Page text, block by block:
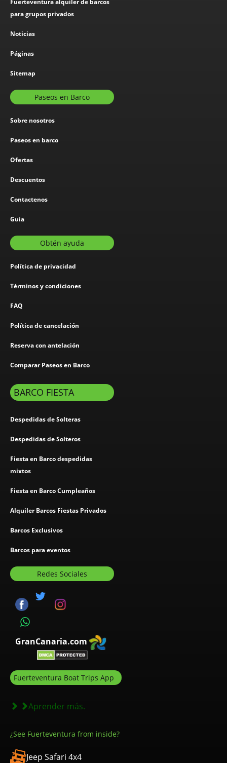
Fuerteventura alquiler de barcos
para grupos privados
Noticias
Páginas
Sitemap
Paseos en Barco
Sobre nosotros
Paseos en barco
Ofertas
Descuentos
Contactenos
Guia
Obtén ayuda
Política de privacidad
Términos y condiciones
FAQ
Política de cancelación
Reserva con antelación
Comparar Paseos en Barco
BARCO FIESTA
Despedidas de Solteras
Despedidas de Solteros
Fiesta en Barco despedidas
mixtos
Fiesta en Barco Cumpleaños
Alquiler Barcos Fiestas Privados
Barcos Exclusivos
Barcos para eventos
Redes Sociales
GranCanaria.com
Fuerteventura Boat Trips App
Aprender más.
¿See Fuerteventura from inside?
Jeep Safari 4x4